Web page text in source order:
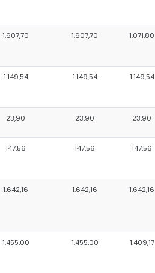
1.607,70 1.607,70 1.071,80
1.149,54 1.149,54 1.149,54
23,90 23,90 23,90
147,56 147,56 147,56
1.642,16 1.642,16 1.642,16
1.455,00 1.455,00 1.409,17